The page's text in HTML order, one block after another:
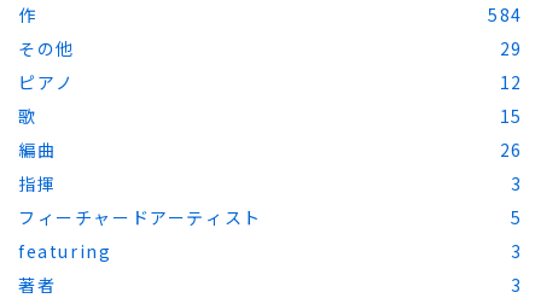
作
584
その他
29
ピアノ
12
歌
15
編曲
26
指揮
3
フィーチャードアーティスト
5
featuring
3
著者
3